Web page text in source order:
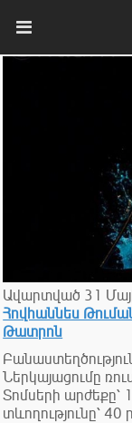
Ավարտված 31
Հովհաննես
Թատրոն
Ներկայացումը
Տոմսերի արժեքը՝
տևողությունը՝ 40